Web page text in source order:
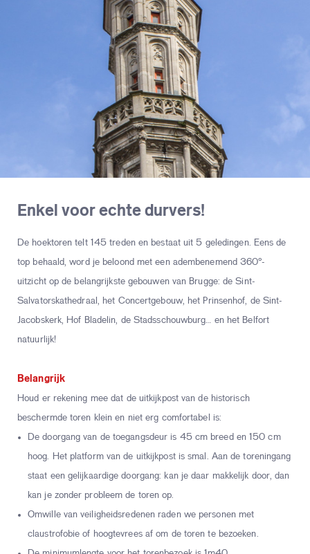
Enkel voor echte durvers!
De hoektoren telt 145 treden en bestaat uit 5 geledingen. Eens de
top behaald, word je beloond met een adembenemend 360°-
uitzicht op de belangrijkste gebouwen van Brugge: de Sint-
Salvatorskathedraal, het Concertgebouw, het Prinsenhof, de Sint-
Jacobskerk, Hof Bladelin, de Stadsschouwburg… en het Belfort
natuurlijk!
Belangrijk
Houd er rekening mee dat de uitkijkpost van de historisch
beschermde toren klein en niet erg comfortabel is:
De doorgang van de toegangsdeur is 45 cm breed en 150 cm
hoog. Het platform van de uitkijkpost is smal. Aan de toreningang
staat een gelijkaardige doorgang: kan je daar makkelijk door, dan
kan je zonder probleem de toren op.
Omwille van veiligheidsredenen raden we personen met
claustrofobie of hoogtevrees af om de toren te bezoeken.